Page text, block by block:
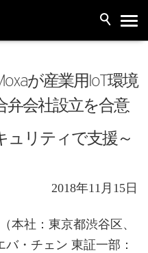
が産業用IoT環境
会社設立を合意
ュリティで支援～
2018年11月15日
本社：東京都渋谷区、
・チェン 東証一部：